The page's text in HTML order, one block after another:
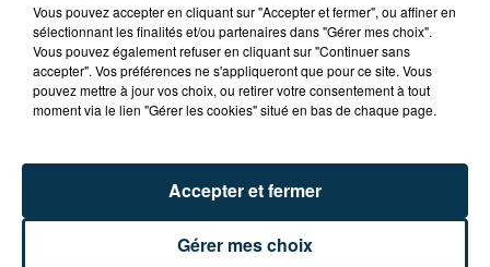
L’ASSE RÉDUIT FACE À SOCHAUX, UNE
PREMIÈRE VICTOIRE POUR NOS VERTS ?
Vous pouvez accepter en cliquant sur "Accepter et fermer", ou affiner en
sélectionnant les finalités et/ou partenaires dans "Gérer mes choix".
Vous pouvez également refuser en cliquant sur "Continuer sans
accepter". Vos préférences ne s'appliqueront que pour ce site. Vous
pouvez mettre à jour vos choix, ou retirer votre consentement à tout
moment via le lien "Gérer les cookies" situé en bas de chaque page.
Gérer mes choix
Accepter et fermer